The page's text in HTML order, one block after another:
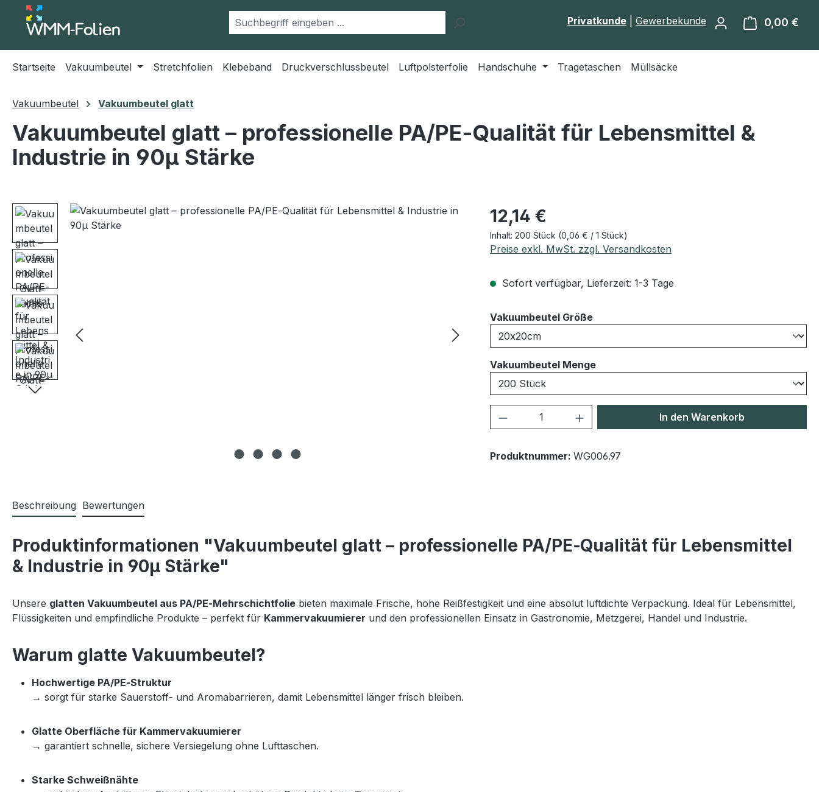
Hauptinhalt springen
Zur Suche springen
Zur Hauptnavigation springen
Privatkunde Gewerbekunde 0,00 €
Startseite Vakuumbeutel Stretchfolien Klebeband Druckverschlussbeutel Luftpolsterfolie Handschuhe Tragetaschen Müllsäcke
Vakuumbeutel Vakuumbeutel glatt
Vakuumbeutel glatt – professionelle PA/PE‑Qualität für Lebensmittel &
Industrie in 90µ Stärke
Bildergalerie überspringen Regulärer Preis:
12,14 €
Inhalt: 200 Stück (0,06 € / 1 Stück)
Preise exkl. MwSt. zzgl. Versandkosten
Sofort verfügbar, Lieferzeit: 1-3 Tage
Vakuumbeutel Größeauswählen
Vakuumbeutel Mengeauswählen
Produkt Anzahl: Gib den gewünschten Wert
In den Warenkorb
Produktnummer: WG006.97
Beschreibung Bewertungen
Produktinformationen "Vakuumbeutel glatt – professionelle PA/PE‑Qualität für Lebensmittel
& Industrie in 90µ Stärke"
Unsere glatten Vakuumbeutel aus PA/PE‑Mehrschichtfolie bieten maximale Frische, hohe Reißfestigkeit und eine absolut luftdichte Verpackung. Ideal für Lebensmittel,
Flüssigkeiten und empfindliche Produkte – perfekt für Kammervakuumierer und den professionellen Einsatz in Gastronomie, Metzgerei, Handel und Industrie.
Warum glatte Vakuumbeutel?
Hochwertige PA/PE‑Struktur
→ sorgt für starke Sauerstoff‑ und Aromabarrieren, damit Lebensmittel länger frisch bleiben.
Glatte Oberfläche für Kammervakuumierer
→ garantiert schnelle, sichere Versiegelung ohne Lufttaschen.
Starke Schweißnähte